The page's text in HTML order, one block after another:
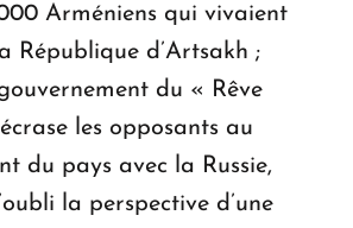
Arméniens qui vivaient
République d’Artsakh ;
du « Rêve
les opposants au
du pays avec la Russie,
la perspective d’une